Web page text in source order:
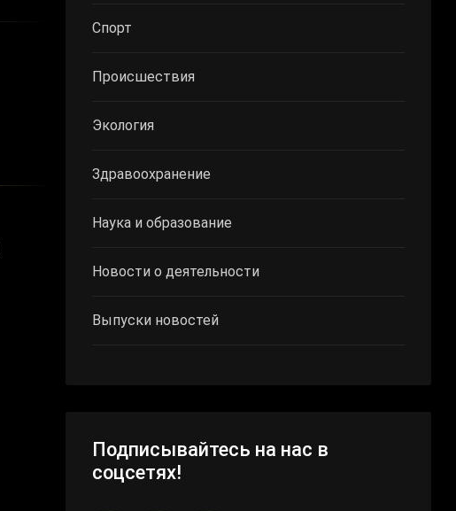
Спорт
Происшествия
Экология
Здравоохранение
Наука и образование
Новости о деятельности
Выпуски новостей
Подписывайтесь на нас в
соцсетях!